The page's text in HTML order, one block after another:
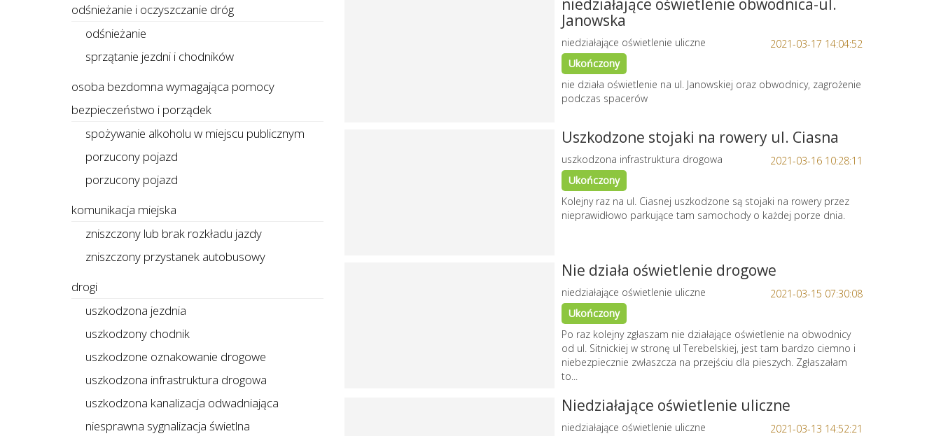
niedziałające oświetlenie obwodnica-ul.
Janowska
2021-03-17 14:04:52
niedziałające oświetlenie uliczne
Ukończony
nie działa oświetlenie na ul. Janowskiej oraz obwodnicy, zagrożenie
podczas spacerów
Uszkodzone stojaki na rowery ul. Ciasna
2021-03-16 10:28:11
uszkodzona infrastruktura drogowa
Ukończony
Kolejny raz na ul. Ciasnej uszkodzone są stojaki na rowery przez
nieprawidłowo parkujące tam samochody o każdej porze dnia.
Nie działa oświetlenie drogowe
2021-03-15 07:30:08
niedziałające oświetlenie uliczne
Ukończony
Po raz kolejny zgłaszam nie działające oświetlenie na obwodnicy
od ul. Sitnickiej w stronę ul Terebelskiej, jest tam bardzo ciemno i
niebezpiecznie zwłaszcza na przejściu dla pieszych. Zgłaszałam
to...
Niedziałające oświetlenie uliczne
2021-03-13 14:52:21
niedziałające oświetlenie uliczne
odśnieżanie i oczyszczanie dróg
odśnieżanie
sprzątanie jezdni i chodników
osoba bezdomna wymagająca pomocy
bezpieczeństwo i porządek
spożywanie alkoholu w miejscu publicznym
porzucony pojazd
porzucony pojazd
komunikacja miejska
zniszczony lub brak rozkładu jazdy
zniszczony przystanek autobusowy
drogi
uszkodzona jezdnia
uszkodzony chodnik
uszkodzone oznakowanie drogowe
uszkodzona infrastruktura drogowa
uszkodzona kanalizacja odwadniająca
niesprawna sygnalizacja świetlna